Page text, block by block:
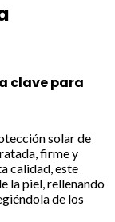
clave para
solar de
firme y
calidad, este
la piel, rellenando
de los